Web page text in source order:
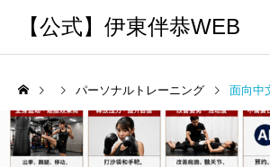
【公式】伊東伴恭WEB
パーソナルトレーニング 面向中文用户｜